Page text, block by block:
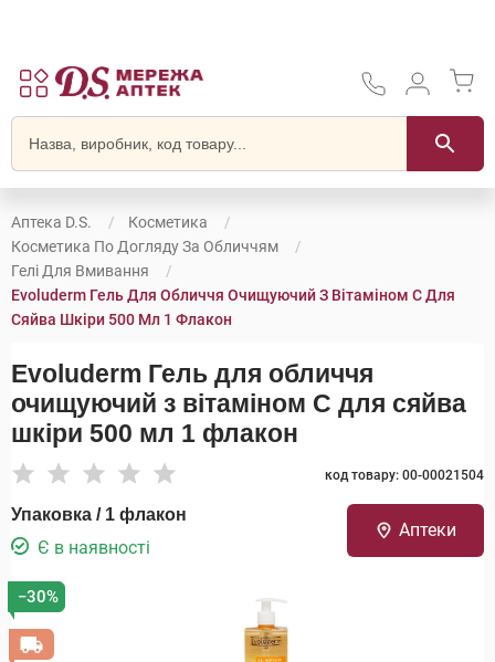
Аптека D.S.
Косметика
Косметика По Догляду За Обличчям
Гелі Для Вмивання
Evoluderm Гель Для Обличчя Очищуючий З Вітаміном C Для
Сяйва Шкіри 500 Мл 1 Флакон
Evoluderm Гель для обличчя
очищуючий з вітаміном C для сяйва
шкіри 500 мл 1 флакон
код товару: 00-00021504
Упаковка / 1 флакон
Є в наявності
Аптеки
−30%